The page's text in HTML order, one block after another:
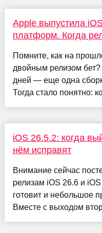
Apple выпустила
платформ. Когда
Помните, как на
двойным релизом
дней — еще одна
Тогда стало понятно:
iOS 26.5.2: когда
нём исправят
Внимание сейчас
релизам iOS 26.6 и
готовит и небольшое
Вместе с выходом